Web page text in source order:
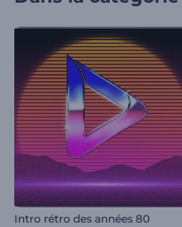
Intro rétro des années 80